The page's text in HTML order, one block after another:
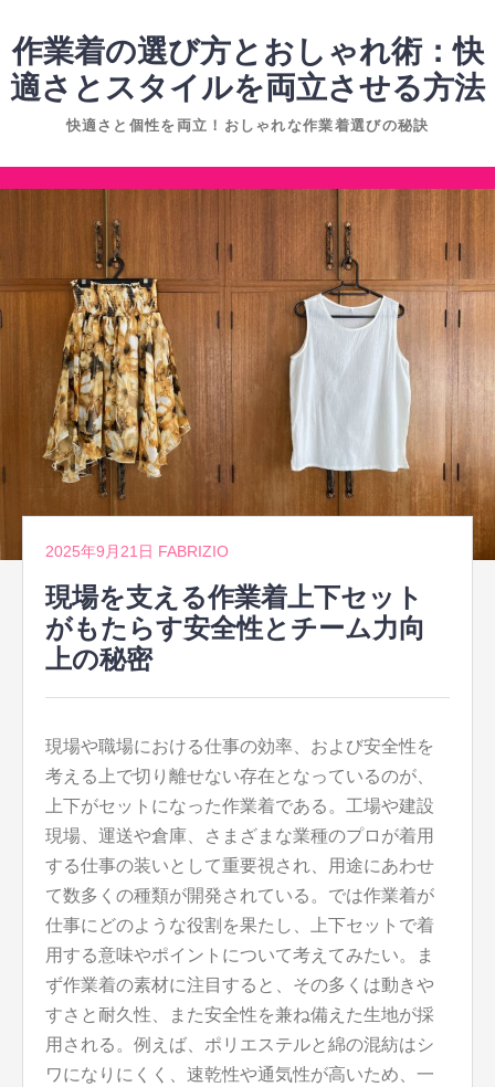
ン
テ
ン
へ
ス
プ
作業着の選び方とおしゃれ術：快
適さとスタイルを両立させる方法
快適さと個性を両立！おしゃれな作業着選びの秘訣
コ
ン
2025年9月21日 FABRIZIO
現場を支える作業着上下セット
がもたらす安全性とチーム力向
上の秘密
現場や職場における仕事の効率、および安全性を
考える上で切り離せない存在となっているのが、
上下がセットになった作業着である。 工場や建設
現場、運送や倉庫、さまざまな業種のプロが着用
する仕事の装いとして重要視され、用途にあわせ
て数多くの種類が開発されている。では作業着が
仕事にどのような役割を果たし、上下セットで着
用する意味やポイントについて考えてみたい。ま
ず作業着の素材に注目すると、その多くは動きや
すさと耐久性、また安全性を兼ね備えた生地が採
用される。例えば、ポリエステルと綿の混紡はシ
ワになりにくく、速乾性や通気性が高いため、一